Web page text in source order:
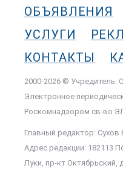
ОБЪЯВЛЕНИЯ
УСЛУГИ
КОНТАКТЫ
2000-2026 ©
Электронное
Роскомнадзором cв-во
Главный редактор:
Адрес редакции: 182113
Луки, пр-кт Октябрьский,